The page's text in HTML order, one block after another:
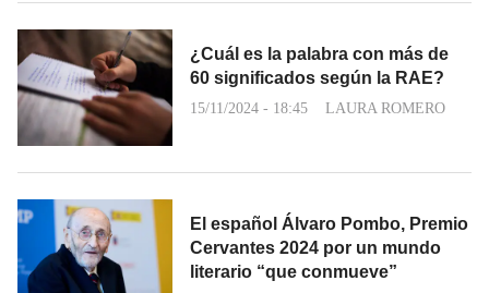
¿Cuál es la palabra con más de
60 significados según la RAE?
15/11/2024 - 18:45 LAURA ROMERO
El español Álvaro Pombo, Premio
Cervantes 2024 por un mundo
literario “que conmueve”